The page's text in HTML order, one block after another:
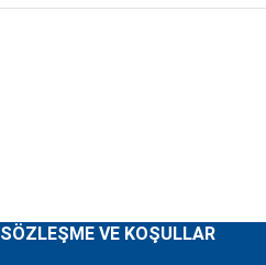
SÖZLEŞME VE KOŞULLAR